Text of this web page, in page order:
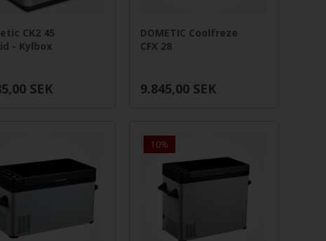
CK2 45
- Kylbox
SEK
DOMETIC Coolfreze
CFX 28
9.845,00 SEK
10%